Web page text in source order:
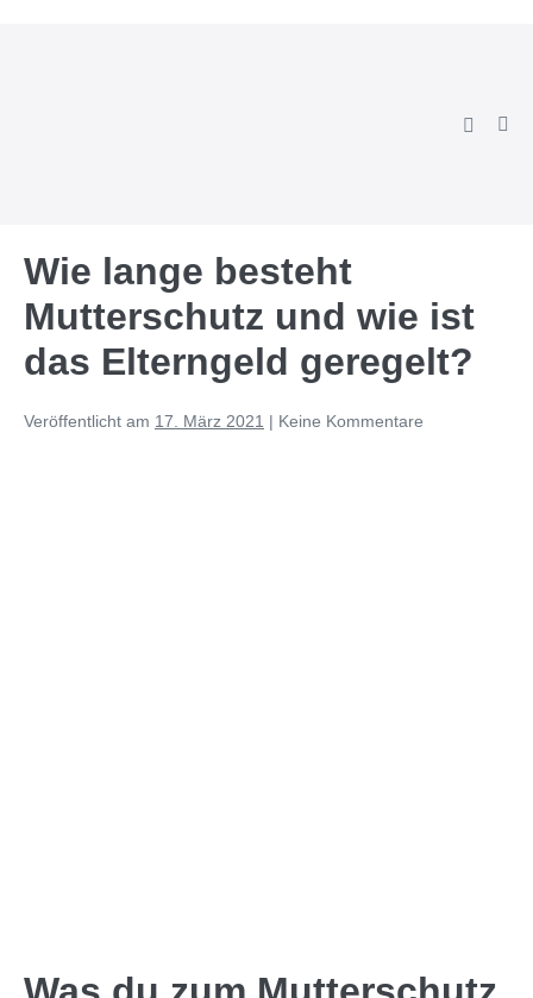
Suche-
Wie lange besteht
Mutterschutz und wie ist
das Elterngeld geregelt?
Veröffentlicht am 17. März 2021 | Keine Kommentare